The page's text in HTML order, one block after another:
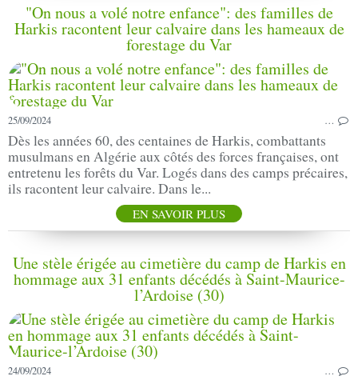
"On nous a volé notre enfance": des familles de
Harkis racontent leur calvaire dans les hameaux de
forestage du Var
25/09/2024 …
Dès les années 60, des centaines de Harkis, combattants
musulmans en Algérie aux côtés des forces françaises, ont
entretenu les forêts du Var. Logés dans des camps précaires,
ils racontent leur calvaire. Dans le...
EN SAVOIR PLUS
Une stèle érigée au cimetière du camp de Harkis en
hommage aux 31 enfants décédés à Saint-Maurice-
l’Ardoise (30)
24/09/2024 …